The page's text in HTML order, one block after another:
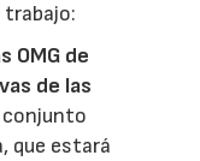
trabajo:
OMG de
de las
conjunto
que estará